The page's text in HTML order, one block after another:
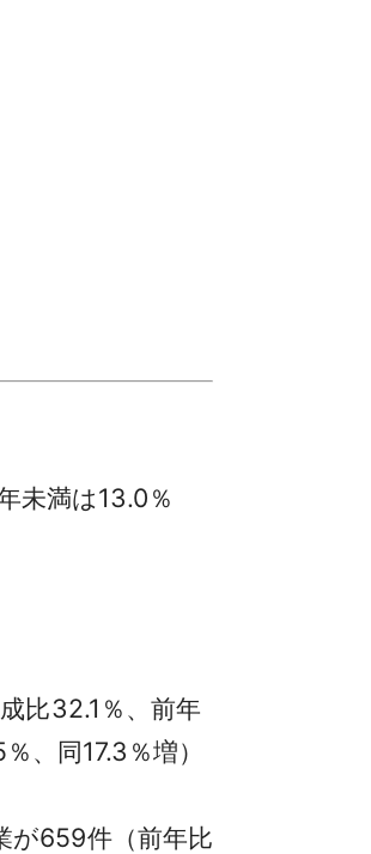
未満は13.0％
比32.1％、前年
、同17.3％増）
が659件（前年比